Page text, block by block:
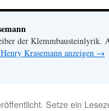
der Klemmbausteinlyrik.
Krasemann anzeigen →
Setze ein